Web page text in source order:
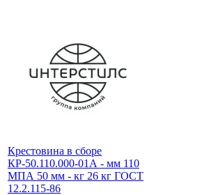
Крестовина в сборе
КР-50.110.000-01А - мм 110
МПА 50 мм - кг 26 кг ГОСТ
12.2.115-86